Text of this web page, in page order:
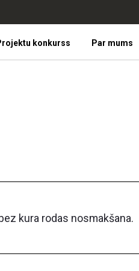
konkurss Par mums
kura rodas nosmakšana.